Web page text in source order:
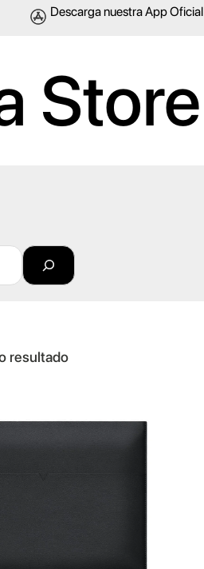
Descarga nuestra App Oficial
Store
resultado